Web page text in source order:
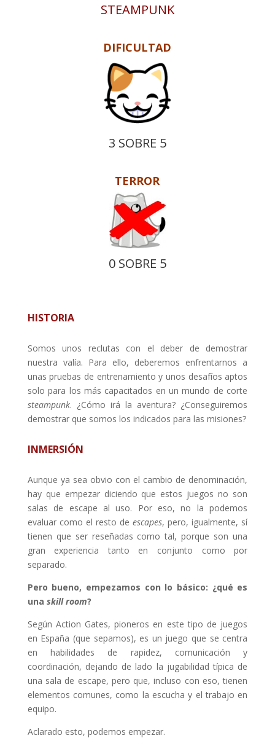
STEAMPUNK
DIFICULTAD
3 SOBRE 5
TERROR
0 SOBRE 5
HISTORIA
Somos unos reclutas con el deber de demostrar
nuestra valía. Para ello, deberemos enfrentarnos a
unas pruebas de entrenamiento y unos desafíos aptos
solo para los más capacitados en un mundo de corte
steampunk. ¿Cómo irá la aventura? ¿Conseguiremos
demostrar que somos los indicados para las misiones?
INMERSIÓN
Aunque ya sea obvio con el cambio de denominación,
hay que empezar diciendo que estos juegos no son
salas de escape al uso. Por eso, no la podemos
evaluar como el resto deescapes, pero, igualmente, sí
tienen que ser reseñadas como tal, porque son una
gran experiencia tanto en conjunto como por
separado.
Pero bueno, empezamos con lo básico: ¿qué es
una skill room?
Según Action Gates, pioneros en este tipo de juegos
en España (que sepamos), es un juego que se centra
en habilidades de rapidez, comunicación y
coordinación, dejando de lado la jugabilidad típica de
una sala de escape, pero que, incluso con eso, tienen
elementos comunes, como la escucha y el trabajo en
equipo.
Aclarado esto, podemos empezar.